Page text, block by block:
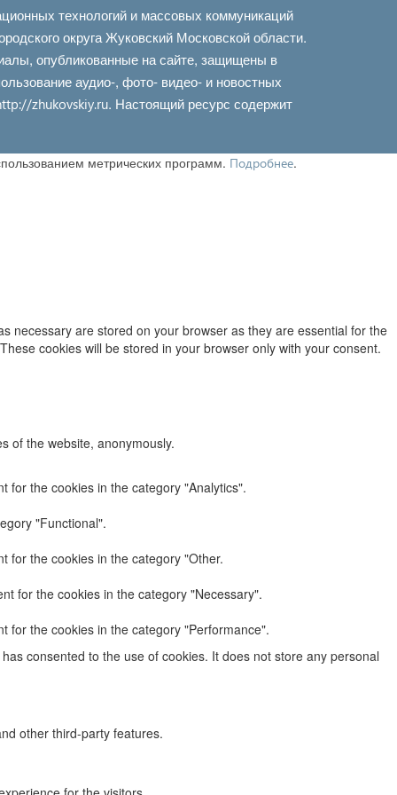
технологий и массовых коммуникаций
округа Жуковский Московской области.
опубликованные на сайте, защищены в
аудио-, фото- видео- и новостных
zhukovskiy.ru. Настоящий ресурс содержит
метрических программ. Подробнее.
necessary are stored on your browser as they are essential for the
cookies will be stored in your browser only with your consent.
of the website, anonymously.
for the cookies in the category "Analytics".
"Functional".
for the cookies in the category "Other.
for the cookies in the category "Necessary".
for the cookies in the category "Performance".
consented to the use of cookies. It does not store any personal
other third-party features.